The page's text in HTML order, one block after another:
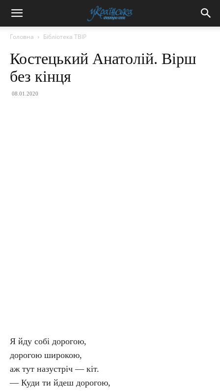
Головна Бібліотека ТВІР
Костецький Анатолій. Вірш
без кінця
08.01.2020
Я йду собі дорогою,
дорогою широкою,
аж тут назустріч — кіт.
— Куди ти йдеш дорогою,